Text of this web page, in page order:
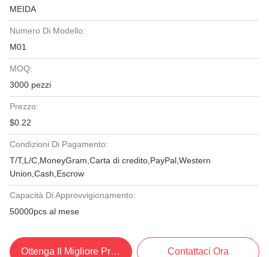
MEIDA
Numero Di Modello:
M01
MOQ:
3000 pezzi
Prezzo:
$0.22
Condizioni Di Pagamento:
T/T,L/C,MoneyGram,Carta di credito,PayPal,Western
Union,Cash,Escrow
Capacità Di Approvvigionamento:
50000pcs al mese
Ottenga Il Migliore Prezzo Contattaci Ora